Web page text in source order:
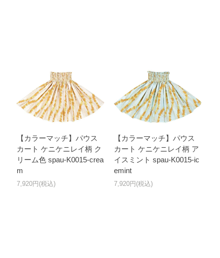
【カラーマッチ】パウス
カート ケニケニレイ柄 ク
リーム色 spau-K0015-crea
m
7,920円(税込)
【カラーマッチ】パウス
カート ケニケニレイ柄 ア
イスミント spau-K0015-ic
emint
7,920円(税込)